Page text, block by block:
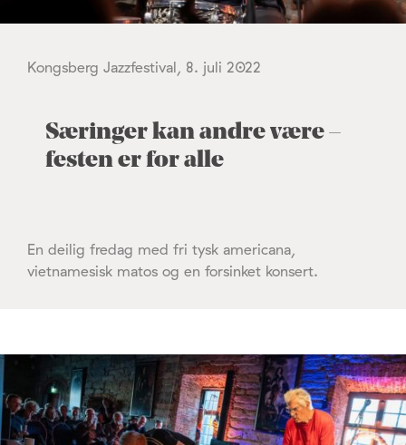
Kongsberg Jazzfestival, 8. juli 2022
Særinger kan andre være –
festen er for alle
En deilig fredag med fri tysk americana,
vietnamesisk matos og en forsinket konsert.